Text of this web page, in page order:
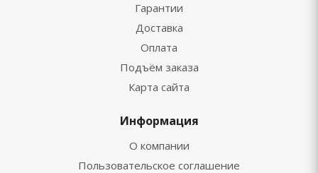
Гарантии
Доставка
Оплата
Подъём заказа
Карта сайта
Информация
О компании
Пользовательское соглашение